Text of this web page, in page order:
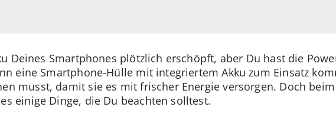
Deines Smartphones plötzlich erschöpft, aber Du hast die
eine Smartphone-Hülle mit integriertem Akku zum Einsatz
musst, damit sie es mit frischer Energie versorgen. Doch
einige Dinge, die Du beachten solltest.